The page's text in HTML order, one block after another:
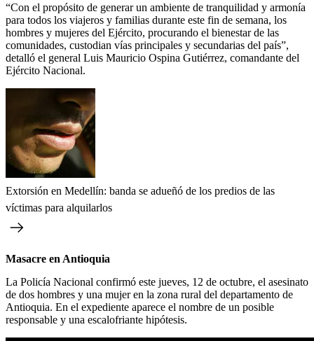
“Con el propósito de generar un ambiente de tranquilidad y armonía
para todos los viajeros y familias durante este fin de semana, los
hombres y mujeres del Ejército, procurando el bienestar de las
comunidades, custodian vías principales y secundarias del país”,
detalló el general Luis Mauricio Ospina Gutiérrez, comandante del
Ejército Nacional.
Extorsión en Medellín: banda se adueñó de los predios de las
víctimas para alquilarlos
Masacre en Antioquia
La Policía Nacional confirmó este jueves, 12 de octubre, el asesinato
de dos hombres y una mujer en la zona rural del departamento de
Antioquia. En el expediente aparece el nombre de un posible
responsable y una escalofriante hipótesis.